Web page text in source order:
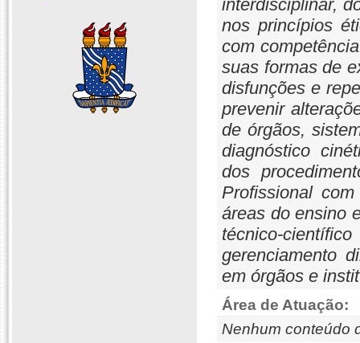
interdisciplinar,
nos princípios
com
suas formas de
disfunções e
prevenir
de órgãos,
diagnóstico
dos
Profissional
áreas do ensino
técnico-
gerenciamento
em órgãos e
Área de Atuação:
Nenhum conteúdo